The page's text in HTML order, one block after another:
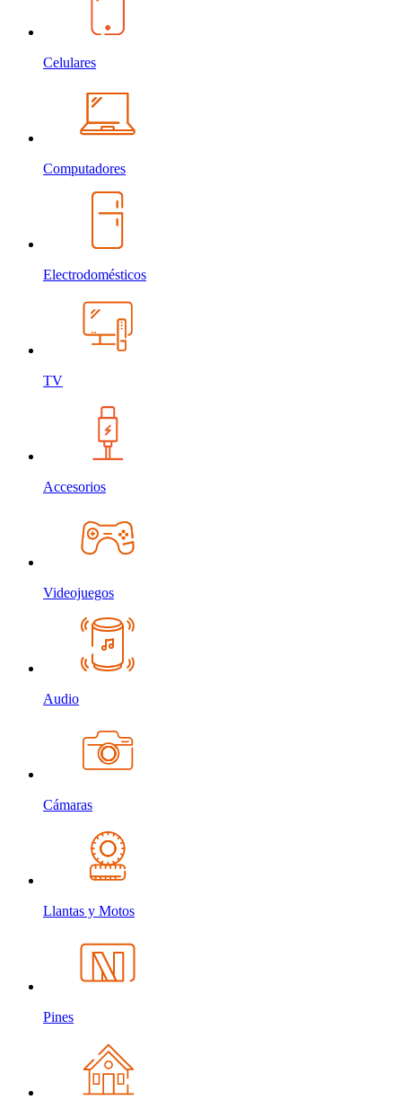
Celulares
Computadores
Electrodomésticos
TV
Accesorios
Videojuegos
Audio
Cámaras
Llantas y Motos
Pines